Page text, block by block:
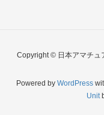
Copyright © 日本アマチュ
Powered by WordPress
Unit